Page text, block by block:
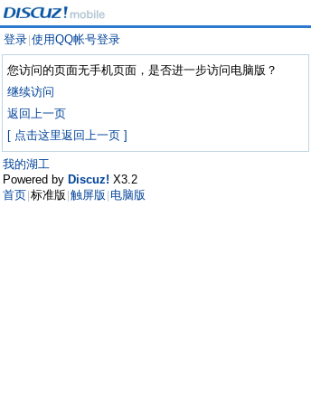
登录 使用QQ帐号登录
您访问的页面无手机页面，是否进一步访问电脑版？
继续访问
返回上一页
[ 点击这里返回上一页 ]
我的湖工
Powered by Discuz! X3.2
首页 标准版 触屏版 电脑版